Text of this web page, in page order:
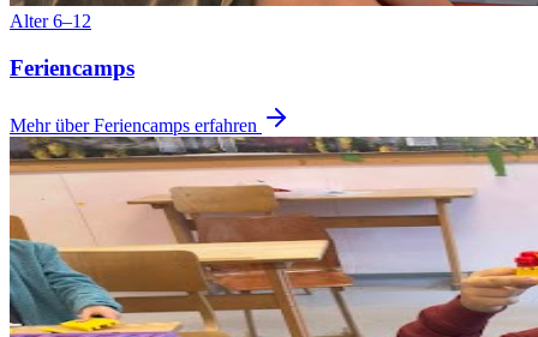
Alter 6–12
Feriencamps
Mehr über Feriencamps erfahren